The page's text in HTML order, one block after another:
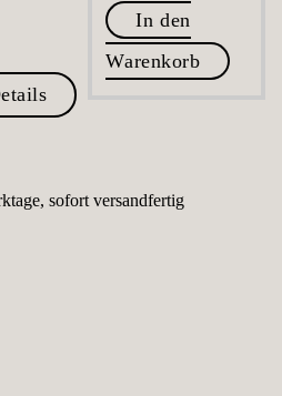
In den
Warenkorb
sofort versandfertig